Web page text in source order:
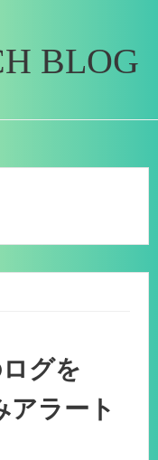
BLOG
グを
アラート